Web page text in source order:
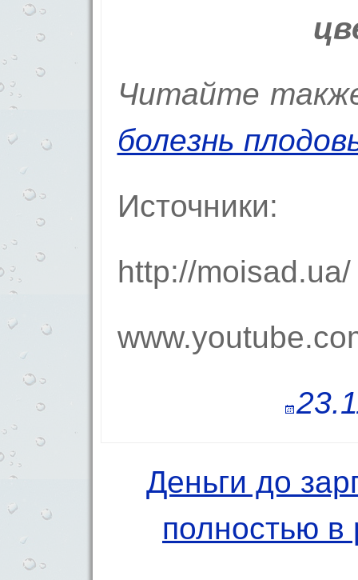
Читайте
болезнь
Источники:
http://moisad.ua/
Навигация по
Деньги до
полностью